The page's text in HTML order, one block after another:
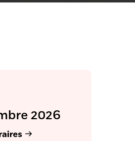
2026